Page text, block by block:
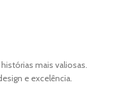
mais valiosas.
e excelência.